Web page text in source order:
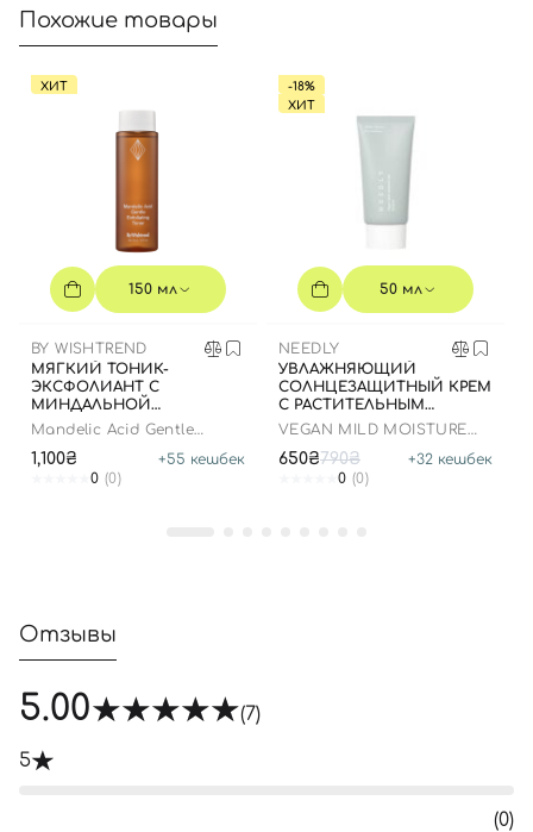
Похожие товары
ХИТ
150 мл
BY WISHTREND
МЯГКИЙ ТОНИК-
ЭКСФОЛИАНТ С
МИНДАЛЬНОЙ
КИСЛОТОЙ, 150 МЛ
Mandelic Acid Gentle
1,100₴ +55 кешбек
0 (0)
-18%
ХИТ
50 мл
NEEDLY
УВЛАЖНЯЮЩИЙ
СОЛНЦЕЗАЩИТНЫЙ КРЕМ
С РАСТИТЕЛЬНЫМ
СКВАЛАНОМ, 50 МЛ
VEGAN MILD MOISTURE
650₴790₴ +32 кешбек
0 (0)
Отзывы
5.00 (7)
5
(0)
Регистрация
Номер телефона
Отправляя форму для авторизации/регистрации, вы
принимаете условия
Пользовательские соглашения
Далее